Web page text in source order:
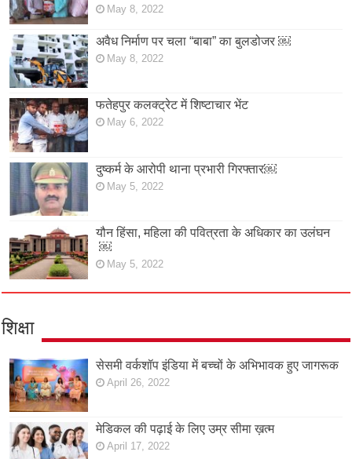
May 8, 2022
अवैध निर्माण पर चला “बाबा” का बुलडोजर ￼
May 8, 2022
फतेहपुर कलक्ट्रेट में शिष्टाचार भेंट
May 6, 2022
दुष्कर्म के आरोपी थाना प्रभारी गिरफ्तार￼
May 5, 2022
यौन हिंसा, महिला की पवित्रता के अधिकार का उलंघन
￼
May 5, 2022
शिक्षा
सेसमी वर्कशॉप इंडिया में बच्चों के अभिभावक हुए जागरूक
April 26, 2022
मेडिकल की पढ़ाई के लिए उम्र सीमा ख़त्म
April 17, 2022